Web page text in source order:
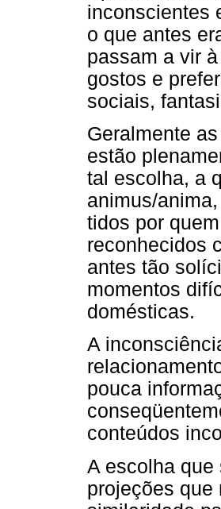
inconscientes
o que antes
passam a vir
gostos e
sociais,
Geralmente
estão
tal escolha, a
animus/
tidos por
reconhecidos
antes tão
momentos
domésticas.
A
pouca
conteúdos
A escolha que
projeções que